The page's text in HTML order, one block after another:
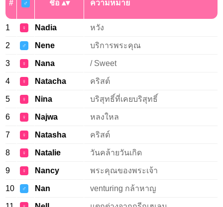
# ♂ ชื่อ ความหมาย
1 ♀ Nadia หวัง
2 ♂ Nene บริการพระคุณ
3 ♀ Nana / Sweet
4 ♀ Natacha คริสต์
5 ♀ Nina บริสุทธิ์ที่เคยบริสุทธิ์
6 ♀ Najwa หลงใหล
7 ♀ Natasha คริสต์
8 ♀ Natalie วันคล้ายวันเกิด
9 ♀ Nancy พระคุณของพระเจ้า
10 ♂ Nan venturing กล้าหาญ